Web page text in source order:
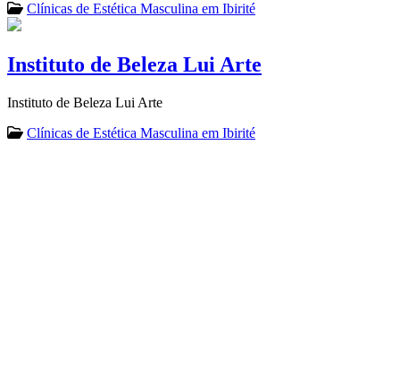
Clínicas de Estética Masculina em Ibirité
Instituto de Beleza Lui Arte
Instituto de Beleza Lui Arte
Clínicas de Estética Masculina em Ibirité